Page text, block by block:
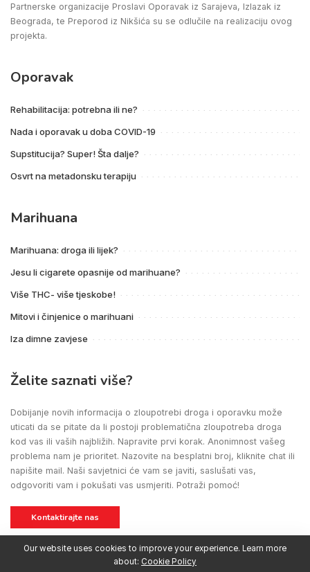
Partnerske organizacije Proslavi Oporavak iz Sarajeva, Izlazak iz
Beograda, te Preporod iz Nikšića su se odlučile na realizaciju ovog
projekta.
Oporavak
Rehabilitacija: potrebna ili ne?
Nada i oporavak u doba COVID-19
Supstitucija? Super! Šta dalje?
Osvrt na metadonsku terapiju
Marihuana
Marihuana: droga ili lijek?
Jesu li cigarete opasnije od marihuane?
Više THC- više tjeskobe!
Mitovi i činjenice o marihuani
Iza dimne zavjese
Želite saznati više?
Dobijanje novih informacija o zloupotrebi droga i oporavku može
uticati da se pitate da li postoji problematična zloupotreba droga
kod vas ili vaših najbližih. Napravite prvi korak. Anonimnost vašeg
problema nam je prioritet. Nazovite na besplatni broj, kliknite chat ili
napišite mail. Naši savjetnici će vam se javiti, saslušati vas,
odgovoriti vam i pokušati vas usmjeriti. Potraži pomoć!
Kontaktirajte nas
Our website uses cookies to improve your experience. Learn more
about: Cookie Policy